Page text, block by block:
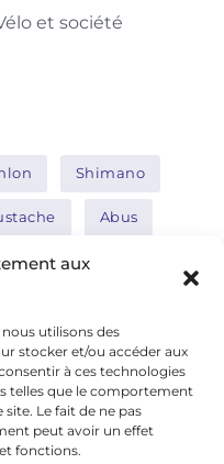
aux
utilisons des
stocker et/ou accéder aux
à ces technologies
telles que le comportement
Le fait de ne pas
peut avoir un effet
fonctions.
et société
Shimano
Abus